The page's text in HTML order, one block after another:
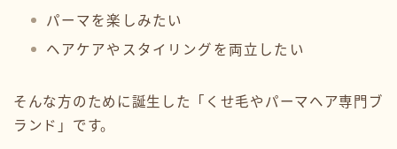
パーマを楽しみたい
ヘアケアやスタイリングを両立したい
そんな方のために誕生した「くせ毛やパーマヘア専門ブ
ランド」です。